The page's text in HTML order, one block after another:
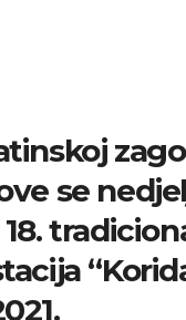
se